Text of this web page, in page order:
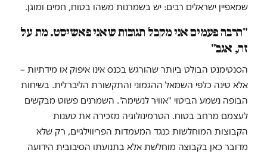
שמאפיין ישראלים רבים: יש בשמרנות משהו בטוח, חמים ומוגן.
"הרבה פעמים אני מקבל תגובות שאני פאשיסט. מת על
זה, אגב"
הסנטימנט הבולט ביותר שהורגש בכנס אינו איפוק או מידתיות –
אלא טינה כלפי השמאל ההגמוני והתקשורת הליברלית. בשיחות
הבופה נשמע הביטוי "אוויר לנשימה". השמרנים פשוט מבקשים
לעצמם מרחב בטוח. הטרמינולוגיה מזכירה את טענות
הקבוצות המוחלשות כנגד המעמדות הפריווילגיים, רק שלא
מדובר כאן בקבוצה מוחלשת אלא בתנועתו הסיבובית הידועה